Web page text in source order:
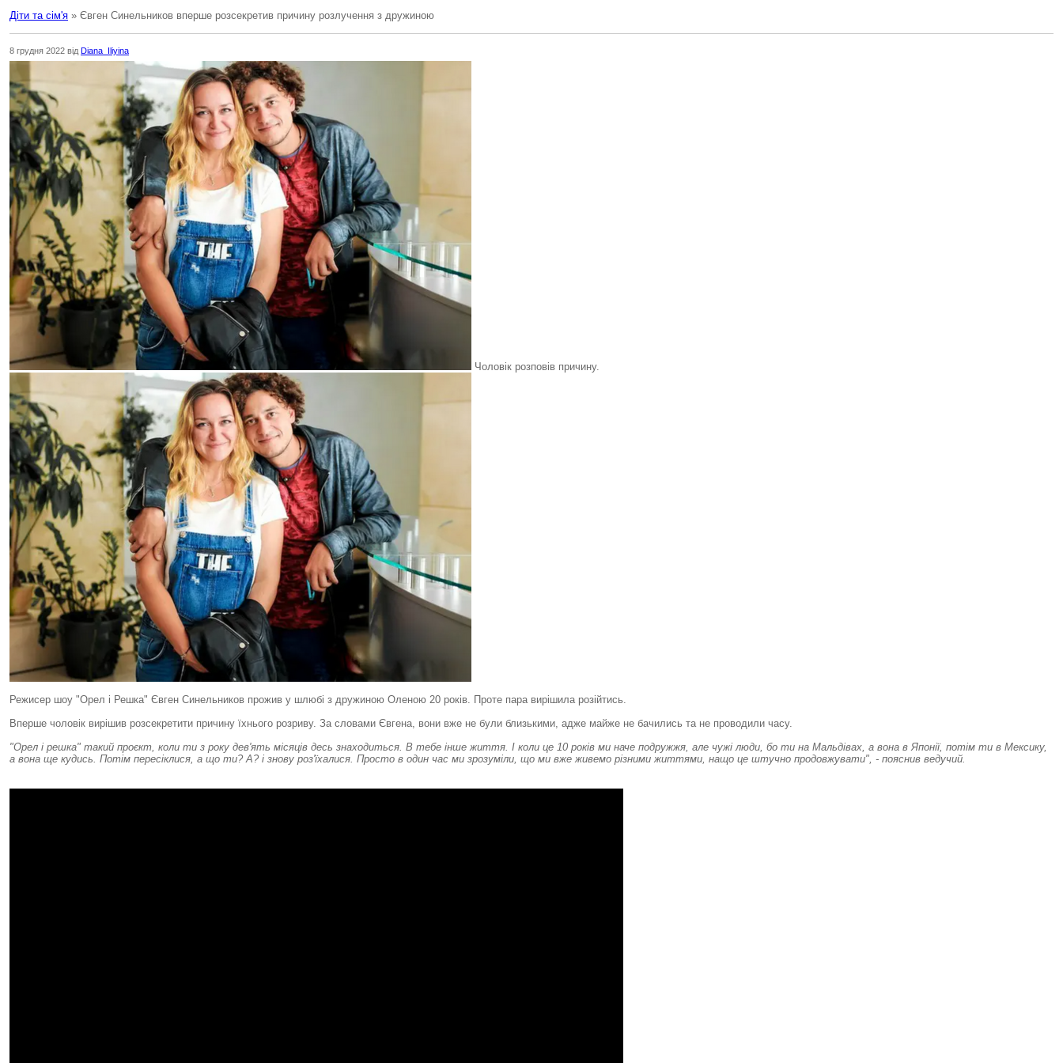
Діти та сім'я » Євген Синельников вперше розсекретив причину розлучення з дружиною
8 грудня 2022 від Diana_Iliyina
Чоловік розповів причину.
Режисер шоу "Орел і Решка" Євген Синельников прожив у шлюбі з дружиною Оленою 20 років. Проте пара вирішила розійтись.
Вперше чоловік вирішив розсекретити причину їхнього розриву. За словами Євгена, вони вже не були близькими, адже майже не бачились та не проводили часу.
"Орел і решка" такий проєкт, коли ти з року дев'ять місяців десь знаходиться. В тебе інше життя. І коли це 10 років ми наче подружжя, але чужі люди, бо ти на Мальдівах, а вона в Японії, потім ти в Мексику,
а вона ще кудись. Потім пересіклися, а що ти? А? і знову роз'їхалися. Просто в один час ми зрозуміли, що ми вже живемо різними життями, нащо це штучно продовжувати", - пояснив ведучий.